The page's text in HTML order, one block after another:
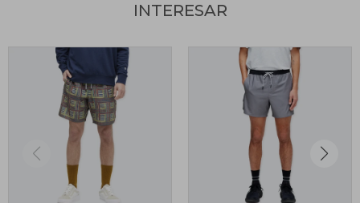
INTERESAR